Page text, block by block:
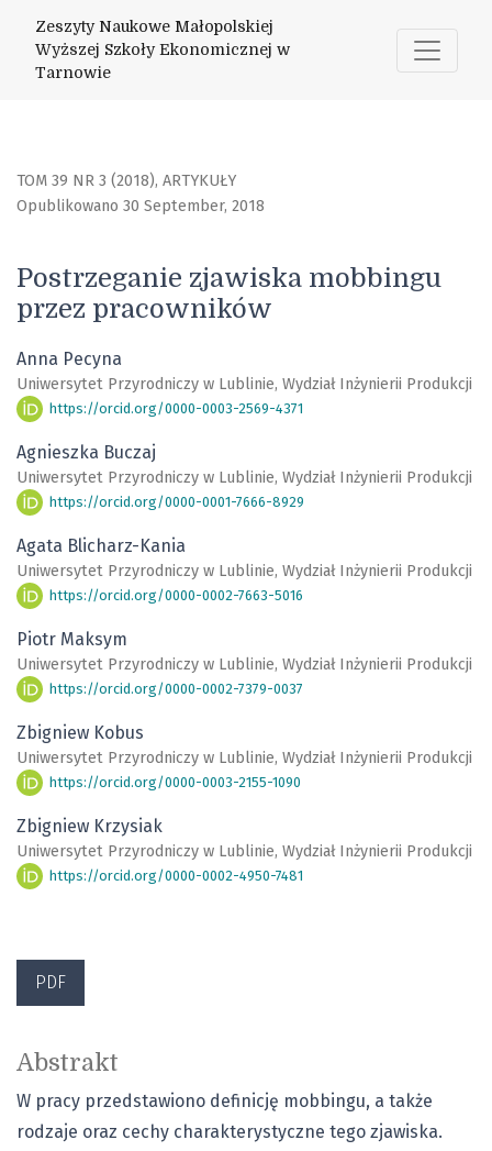
Zeszyty Naukowe Małopolskiej
Wyższej Szkoły Ekonomicznej w
Tarnowie
TOM 39 NR 3 (2018), ARTYKUŁY
Postrzeganie zjawiska mobbingu
przez pracowników
Opublikowano 30 September, 2018
Anna Pecyna
Uniwersytet Przyrodniczy w Lublinie, Wydział Inżynierii Produkcji
https://orcid.org/0000-0003-2569-4371
Agnieszka Buczaj
Uniwersytet Przyrodniczy w Lublinie, Wydział Inżynierii Produkcji
https://orcid.org/0000-0001-7666-8929
Agata Blicharz-Kania
Uniwersytet Przyrodniczy w Lublinie, Wydział Inżynierii Produkcji
https://orcid.org/0000-0002-7663-5016
Piotr Maksym
Uniwersytet Przyrodniczy w Lublinie, Wydział Inżynierii Produkcji
https://orcid.org/0000-0002-7379-0037
Zbigniew Kobus
Uniwersytet Przyrodniczy w Lublinie, Wydział Inżynierii Produkcji
https://orcid.org/0000-0003-2155-1090
Zbigniew Krzysiak
Uniwersytet Przyrodniczy w Lublinie, Wydział Inżynierii Produkcji
https://orcid.org/0000-0002-4950-7481
PDF
Abstrakt
W pracy przedstawiono definicję mobbingu, a także
rodzaje oraz cechy charakterystyczne tego zjawiska.